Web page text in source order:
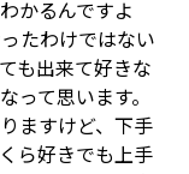
かるんですよ
たわけではない
も出来て好きな
って思います。
ますけど、下手
ら好きでも上手